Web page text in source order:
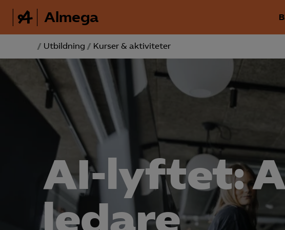
Almega
/ Utbildning / Kurser & aktiviteter
AI-lyftet:
ledare